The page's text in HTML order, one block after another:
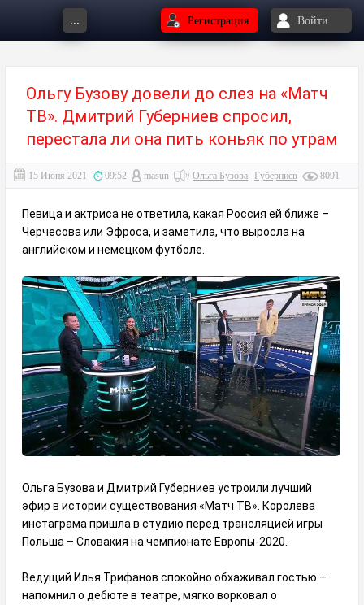
... Регистрация Войти
Ольгу Бузову довели до слез на «Матч
ТВ». Дмитрий Губерниев спросил,
перестала ли она пить коньяк по утрам
15 Июня 2021 09:52 masun Ольга Бузова Губерниев 8091
Певица и актриса не ответила, какая Россия ей ближе –
Черчесова или Эфроса, и заметила, что выросла на
английском и немецком футболе.
Ольга Бузова и Дмитрий Губерниев устроили лучший
эфир в истории существования «Матч ТВ». Королева
инстаграма пришла в студию перед трансляцией игры
Польша – Словакия на чемпионате Европы-2020.
Ведущий Илья Трифанов спокойно обхаживал гостью –
напомнил о дебюте в театре, мягко ворковал о